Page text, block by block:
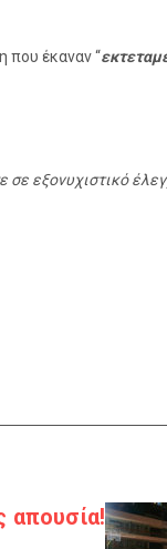
που έκαναν “
εξονυχιστικό
απουσία!